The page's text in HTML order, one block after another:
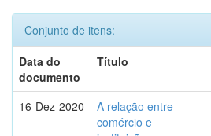
Conjunto de itens:
Data do
documento
Título
16-Dez-2020
A relação entre
comércio e